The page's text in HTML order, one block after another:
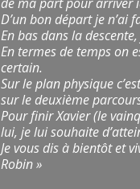
D’un bon départ je n’ai
En bas dans la
En termes de temps on
certain.
Sur le plan physique
sur le deuxième
Pour finir Xavier (le
lui, je lui souhaite
Je vous dis à bientôt et
Robin »